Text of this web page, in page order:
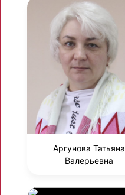
Аргунова Татьяна
Валерьевна